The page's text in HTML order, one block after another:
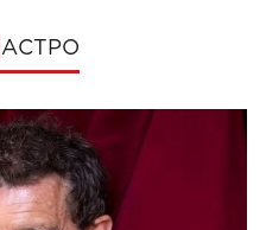
АСТРО